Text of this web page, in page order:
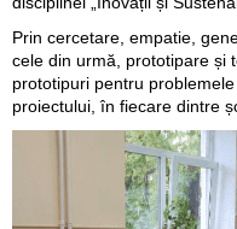
Prin cercetare, empatie,
cele din urmă, prototipare și
prototipuri pentru
proiectului, în fiecare dintre